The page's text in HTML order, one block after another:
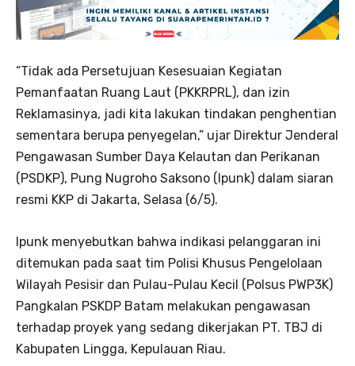
“Tidak ada Persetujuan Kesesuaian Kegiatan
Pemanfaatan Ruang Laut (PKKRPRL), dan izin
Reklamasinya, jadi kita lakukan tindakan penghentian
sementara berupa penyegelan,” ujar Direktur Jenderal
Pengawasan Sumber Daya Kelautan dan Perikanan
(PSDKP), Pung Nugroho Saksono (Ipunk) dalam siaran
resmi KKP di Jakarta, Selasa (6/5).
Ipunk menyebutkan bahwa indikasi pelanggaran ini
ditemukan pada saat tim Polisi Khusus Pengelolaan
Wilayah Pesisir dan Pulau-Pulau Kecil (Polsus PWP3K)
Pangkalan PSKDP Batam melakukan pengawasan
terhadap proyek yang sedang dikerjakan PT. TBJ di
Kabupaten Lingga, Kepulauan Riau.